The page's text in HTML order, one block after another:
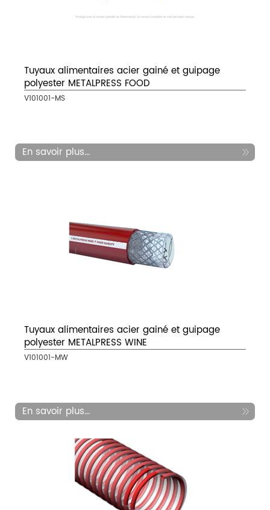
Tuyaux alimentaires acier gainé et guipage
polyester METALPRESS FOOD
V101001-MS
En savoir plus...
Tuyaux alimentaires acier gainé et guipage
polyester METALPRESS WINE
V101001-MW
En savoir plus...